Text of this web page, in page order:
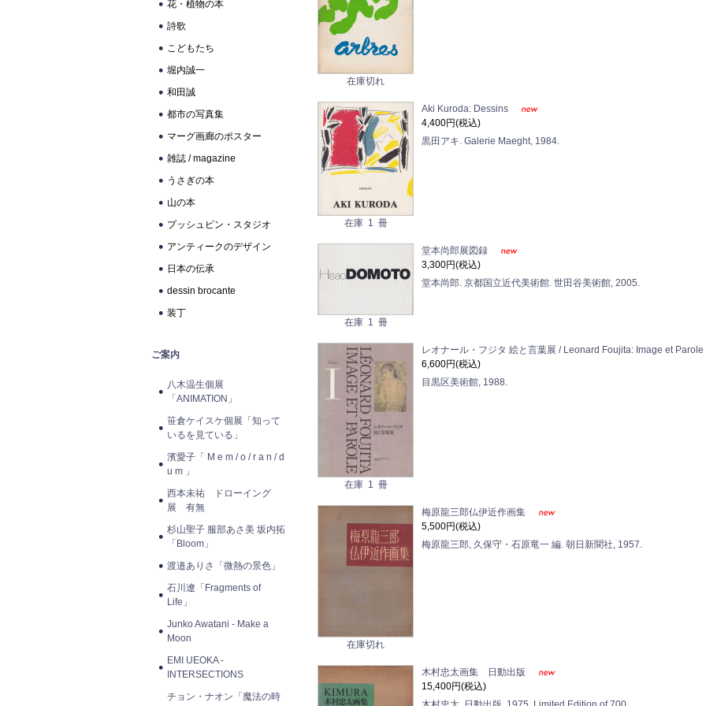
花・植物の本
詩歌
こどもたち
堀内誠一
和田誠
都市の写真集
マーグ画廊のポスター
雑誌 / magazine
うさぎの本
山の本
プッシュピン・スタジオ
アンティークのデザイン
日本の伝承
dessin brocante
装丁
ご案内
八木温生個展
「ANIMATION」
笹倉ケイスケ個展「知って
いるを見ている」
濱愛子「 M e m / o / r a n / d
u m 」
西本未祐 ドローイング
展 有無
杉山聖子 服部あさ美 坂内拓
「Bloom」
渡邉ありさ「微熱の景色」
石川遼「Fragments of
Life」
Junko Awatani - Make a
Moon
EMI UEOKA -
INTERSECTIONS
チョン・ナオン「魔法の時
在庫切れ
在庫 1 冊
Aki Kuroda: Dessins
4,400円(税込)
黒田アキ. Galerie Maeght, 1984.
在庫 1 冊
堂本尚郎展図録
3,300円(税込)
堂本尚郎. 京都国立近代美術館. 世田谷美術館, 2005.
在庫 1 冊
レオナール・フジタ 絵と言葉展 / Leonard Foujita: Image et Parole
6,600円(税込)
目黒区美術館, 1988.
在庫切れ
梅原龍三郎仏伊近作画集
5,500円(税込)
梅原龍三郎, 久保守・石原竜一 編. 朝日新聞社, 1957.
木村忠太画集 日動出版
15,400円(税込)